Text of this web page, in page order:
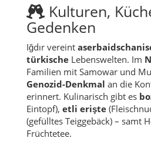
Kulturen,
Gedenken
Iğdır vereint
türkische Lebenswelten. Im
Familien mit Samowar und
Genozid-Denkmal an die
erinnert. Kulinarisch gibt es
Eintopf), etli erişte
(gefülltes Teiggebäck) – samt
Früchtetee.